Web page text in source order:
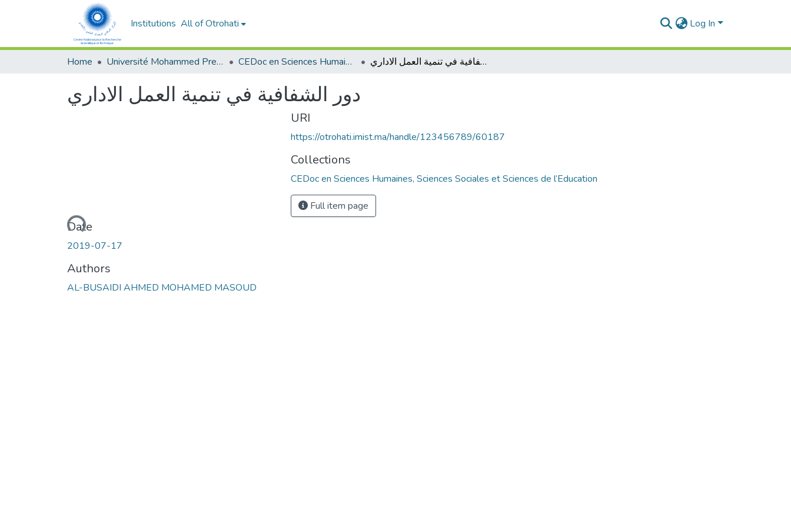
Institutions All of Otrohati Log In
Home Université Mohammed Premier - Oujda CEDoc en Sciences Humaines, Sciences Sociales et Sciences de l’Education دور الشفافية في تنمية العمل الاداري
دور الشفافية في تنمية العمل الاداري
Loading...
Date
2019-07-17
Authors
AL-BUSAIDI AHMED MOHAMED MASOUD
URI
https://otrohati.imist.ma/handle/123456789/60187
Collections
CEDoc en Sciences Humaines, Sciences Sociales et Sciences de l’Education
Full item page